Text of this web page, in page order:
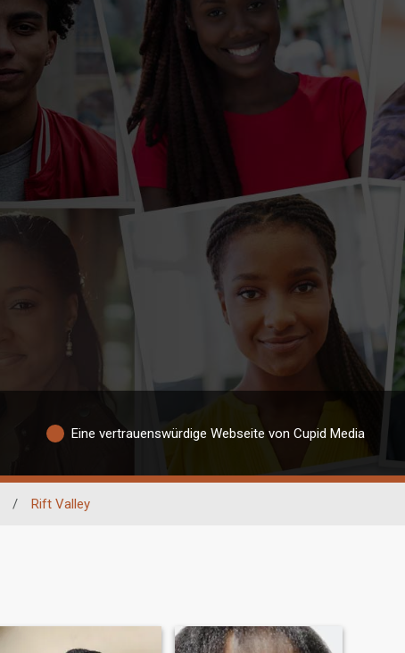
Eine vertrauenswürdige Webseite von Cupid Media
/ Rift Valley